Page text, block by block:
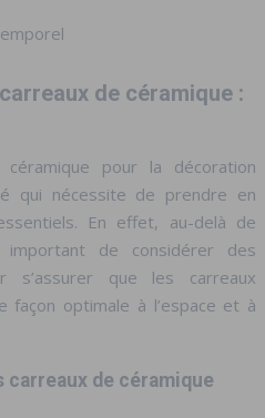
de céramique :
pour la décoration
qui nécessite de prendre en
En effet, au-delà de
de considérer des
s’assurer que les carreaux
façon optimale à l’espace et à
de céramique